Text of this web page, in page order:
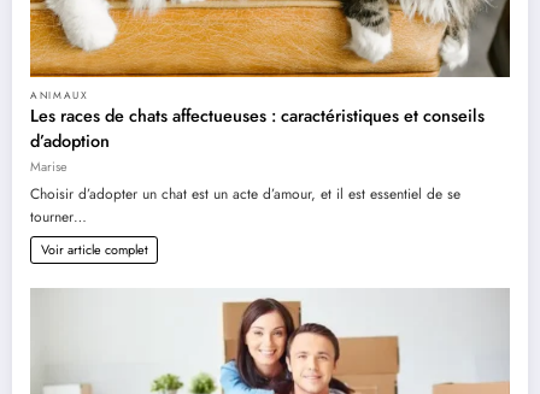
ANIMAUX
Les races de chats affectueuses : caractéristiques et conseils
d’adoption
Marise
Choisir d’adopter un chat est un acte d’amour, et il est essentiel de se
tourner…
Voir article complet